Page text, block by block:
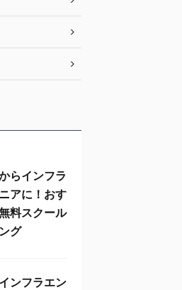
らインフラ
アに！おす
料スクール
グ
ンフラエン